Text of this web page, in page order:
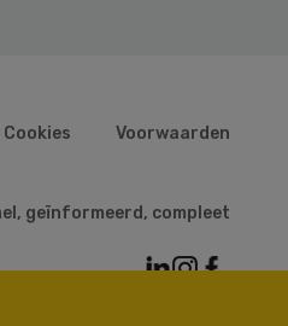
Cookies Voorwaarden
geïnformeerd, compleet